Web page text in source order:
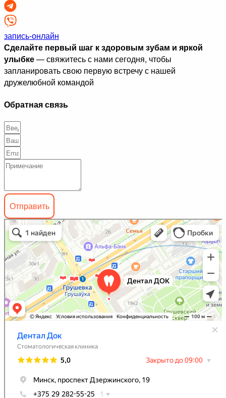
запись-онлайн
Сделайте первый шаг к здоровым зубам и яркой
улыбке— свяжитесь с нами сегодня, чтобы
запланировать свою первую встречу с нашей
дружелюбной командой
Обратная связь
Отправить
Дентал Док
Стоматологическая клиника в Минске